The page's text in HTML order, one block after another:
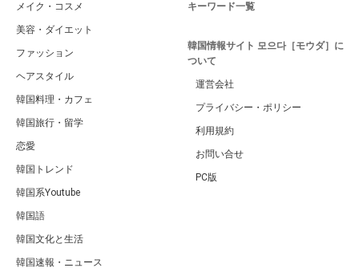
メイク・コスメ
美容・ダイエット
ファッション
ヘアスタイル
韓国料理・カフェ
韓国旅行・留学
恋愛
韓国トレンド
韓国系Youtube
韓国語
韓国文化と生活
韓国速報・ニュース
キーワード一覧
韓国情報サイト 모으다［モウダ］に
ついて
運営会社
プライバシー・ポリシー
利用規約
お問い合せ
PC版